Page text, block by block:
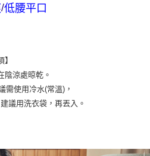
/低腰平口
陰涼處晾乾。
需使用冷水(常溫)，
議用洗衣袋，再丟入。